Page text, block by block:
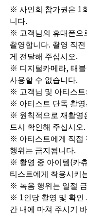
※ 사인회 참가권은 1
니다.
※ 고객님의 휴대폰으
촬영합니다. 촬영 직
게 전달해 주십시오.
※ 디지털카메라, 태
사용할 수 없습니다.
※ 고객님 및 아티스
※ 아티스트 단독 촬
※ 원칙적으로 재촬영
드시 확인해 주십시오.
※ 아티스트에게 직접
행위는 금지됩니다.
※ 촬영 중 아이템(카
티스트에게 착용시키
※ 녹음 행위는 일절
※ 1인당 촬영 및 확인
간 내에 마쳐 주시기